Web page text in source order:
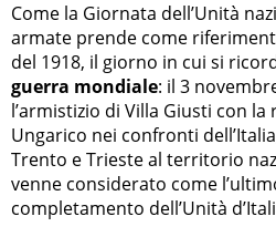
Come la Giornata dell’Unità
armate prende come
del 1918, il giorno in cui si
guerra mondiale: il 3
l’armistizio di Villa Giusti con la
Ungarico nei confronti
Trento e Trieste al territorio
venne considerato come
completamento dell’Unità